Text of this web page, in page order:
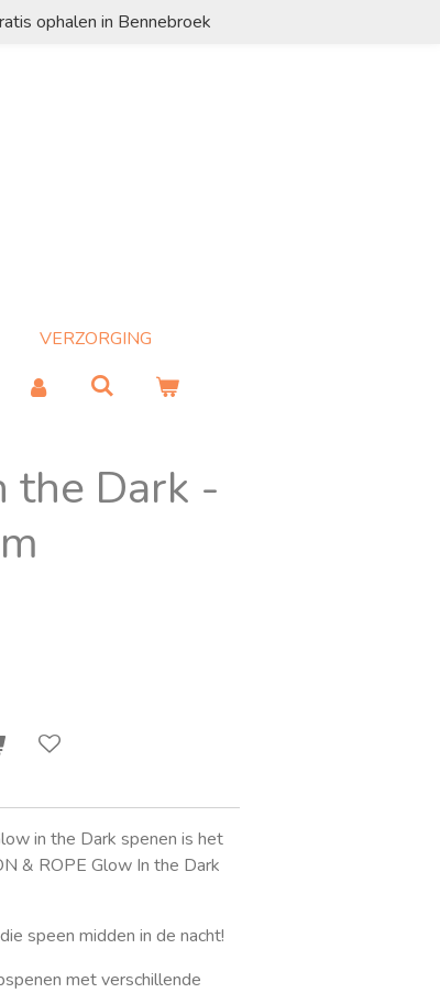
ophalen in Bennebroek
VERZORGING
the Dark -
in the Dark spenen is het
& ROPE Glow In the Dark
speen midden in de nacht!
met verschillende